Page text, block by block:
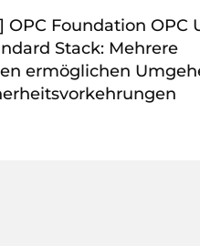
Foundation OPC
Stack: Mehrere
ermöglichen